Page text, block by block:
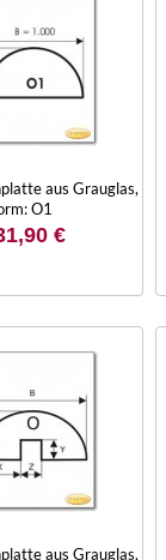
aus Grauglas,
O1
€
aus Grauglas,